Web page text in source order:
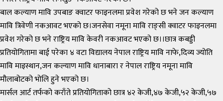
बाल कल्याण मावि उपबाङ क्वाटर फाइनलमा प्रवेश गरेको छ भने जन कल्याण
मावि त्रिवेणी नकआवट भएको छ।जनसेवा नमूना मावि राङ्सी क्वाटर फाइनलमा
प्रवेश गरेको छ भने राष्ट्रिय मावि केवरी नकआवट भएको छ।।छात्र कबड्डी
प्रतियोगितामा बाई परेका ४ वटा विद्यालय नेपाल राष्ट्रिय मावि नाफे,दिव्य ज्योति
मावि माइस्थान,जन कल्याण मावि धानाबारा र नेपाल राष्ट्रिय नमूना मावि
मौलाबोटको भोलि हुने भएको छ।
मार्सल आर्ट तर्फको कराँते प्रतियोगिताको छात्र ४२ केजी,४७ केजी,५२ केजी,५७